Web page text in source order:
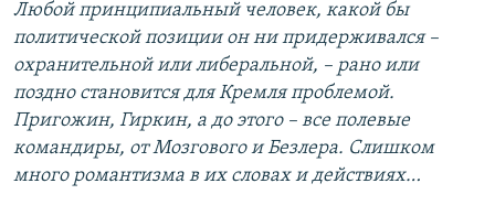
Любой принципиальный человек, какой бы
политической позиции он ни придерживался –
охранительной или либеральной, – рано или
поздно становится для Кремля проблемой.
Пригожин, Гиркин, а до этого – все полевые
командиры, от Мозгового и Безлера. Слишком
много романтизма в их словах и действиях…